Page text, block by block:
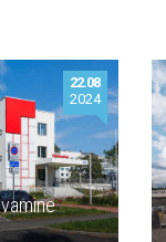
22.08
2024